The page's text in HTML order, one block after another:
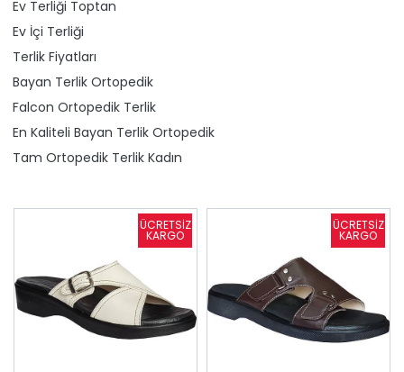
Ev Terliği Toptan
Ev İçi Terliği
Terlik Fiyatları
Bayan Terlik Ortopedik
Falcon Ortopedik Terlik
En Kaliteli Bayan Terlik Ortopedik
Tam Ortopedik Terlik Kadın